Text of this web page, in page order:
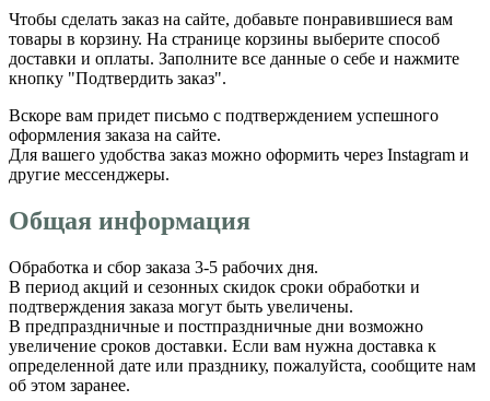
Чтобы сделать заказ на сайте, добавьте понравившиеся вам
товары в корзину. На странице корзины выберите способ
доставки и оплаты. Заполните все данные о себе и нажмите
кнопку "Подтвердить заказ".
Вскоре вам придет письмо с подтверждением успешного
оформления заказа на сайте.
Для вашего удобства заказ можно оформить через Instagram и
другие мессенджеры.
Общая информация
Обработка и сбор заказа 3-5 рабочих дня.
В период акций и сезонных скидок сроки обработки и
подтверждения заказа могут быть увеличены.
В предпраздничные и постпраздничные дни возможно
увеличение сроков доставки. Если вам нужна доставка к
определенной дате или празднику, пожалуйста, сообщите нам
об этом заранее.